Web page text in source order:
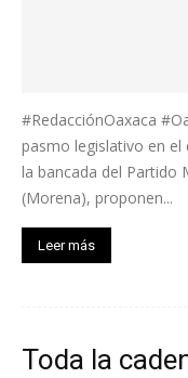
#RedacciónOaxaca
pasmo legislativo en el
la bancada del Partido
(Morena), proponen...
Leer más
Toda la